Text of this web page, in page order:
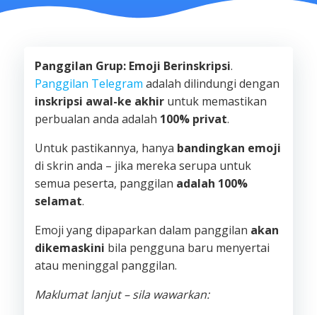
Panggilan Grup: Emoji Berinskripsi.
Panggilan Telegram adalah dilindungi dengan
inskripsi awal-ke akhir untuk memastikan
perbualan anda adalah 100% privat.
Untuk pastikannya, hanya bandingkan emoji
di skrin anda – jika mereka serupa untuk
semua peserta, panggilan adalah 100%
selamat.
Emoji yang dipaparkan dalam panggilan akan
dikemaskini bila pengguna baru menyertai
atau meninggal panggilan.
Maklumat lanjut – sila wawarkan: